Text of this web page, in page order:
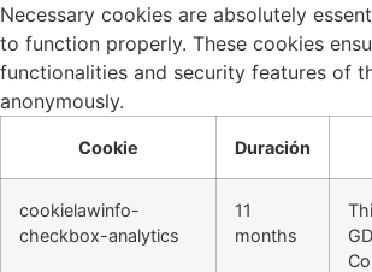
Necessary cookies are absolutely
to function properly. These cookies
functionalities and security features of
anonymously.
Cookie Duración
cookielawinfo-
checkbox-analytics
11
months